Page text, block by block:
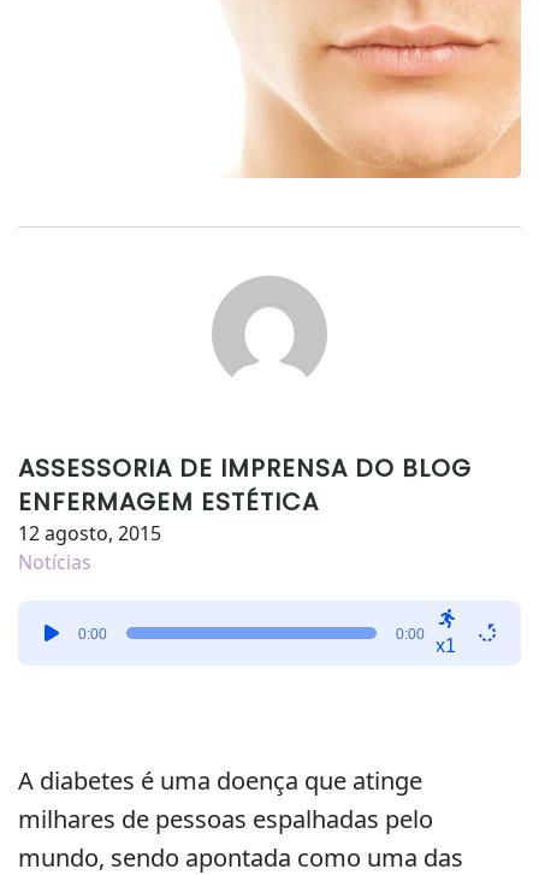
ASSESSORIA DE IMPRENSA DO BLOG
ENFERMAGEM ESTÉTICA
12 agosto, 2015
Notícias
0:00 0:00
x1
A diabetes é uma doença que atinge
milhares de pessoas espalhadas pelo
mundo, sendo apontada como uma das